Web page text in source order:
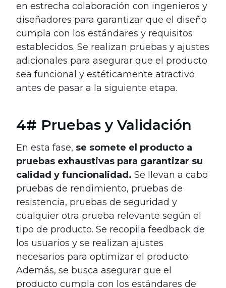
en estrecha colaboración con ingenieros y
diseñadores para garantizar que el diseño
cumpla con los estándares y requisitos
establecidos. Se realizan pruebas y ajustes
adicionales para asegurar que el producto
sea funcional y estéticamente atractivo
antes de pasar a la siguiente etapa.
4# Pruebas y Validación
En esta fase, se somete el producto a
pruebas exhaustivas para garantizar su
calidad y funcionalidad. Se llevan a cabo
pruebas de rendimiento, pruebas de
resistencia, pruebas de seguridad y
cualquier otra prueba relevante según el
tipo de producto. Se recopila feedback de
los usuarios y se realizan ajustes
necesarios para optimizar el producto.
Además, se busca asegurar que el
producto cumpla con los estándares de